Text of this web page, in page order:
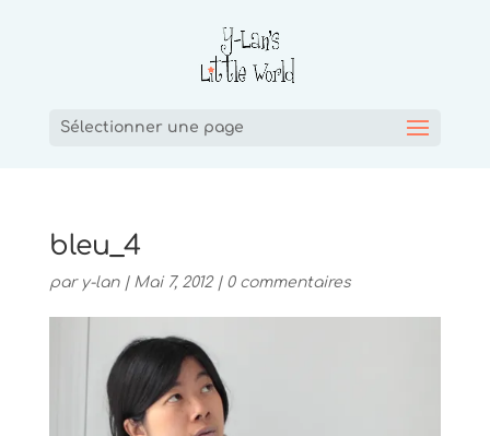
Sélectionner une page
bleu_4
par y-lan| Mai 7, 2012| 0 commentaires